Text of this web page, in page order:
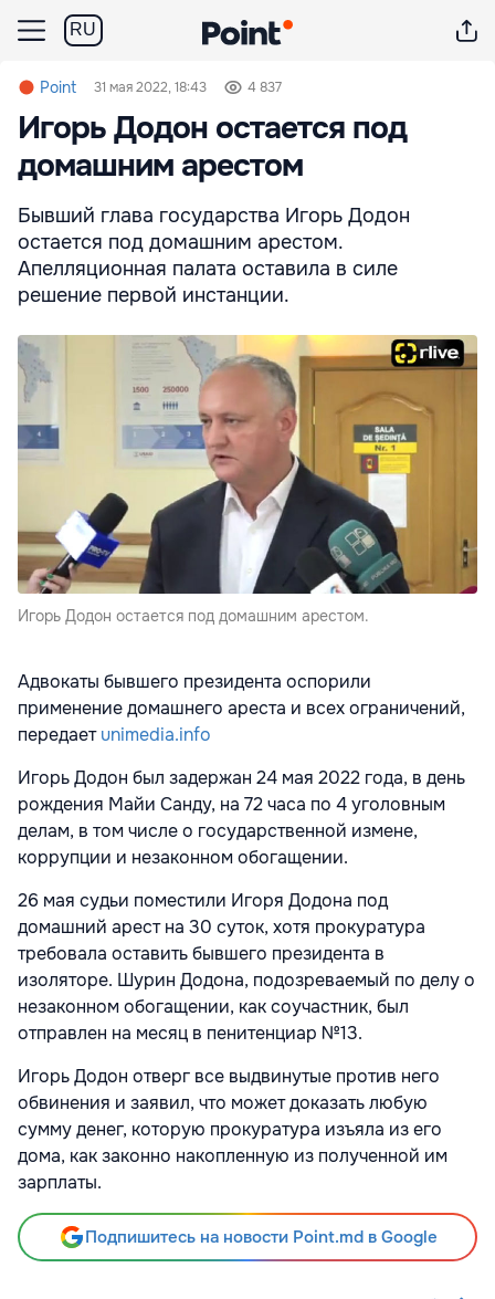
RU
Point 31 мая 2022, 18:43 4 837
Игорь Додон остается под
домашним арестом
Бывший глава государства Игорь Додон
остается под домашним арестом.
Апелляционная палата оставила в силе
решение первой инстанции.
Игорь Додон остается под домашним арестом.
Адвокаты бывшего президента оспорили
применение домашнего ареста и всех ограничений,
передаетunimedia.info
Игорь Додон был задержан 24 мая 2022 года, в день
рождения Майи Санду, на 72 часа по 4 уголовным
делам, в том числе о государственной измене,
коррупции и незаконном обогащении.
26 мая судьи поместили Игоря Додона под
домашний арест на 30 суток, хотя прокуратура
требовала оставить бывшего президента в
изоляторе. Шурин Додона, подозреваемый по делу о
незаконном обогащении, как соучастник, был
отправлен на месяц в пенитенциар №13.
Игорь Додон отверг все выдвинутые против него
обвинения и заявил, что может доказать любую
сумму денег, которую прокуратура изъяла из его
дома, как законно накопленную из полученной им
зарплаты.
Подпишитесь на новости Point.md в Google